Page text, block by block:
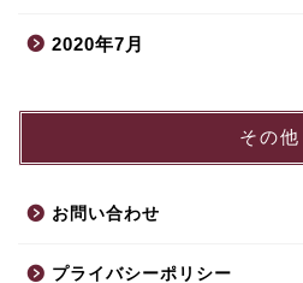
2020年7月
その他
お問い合わせ
プライバシーポリシー